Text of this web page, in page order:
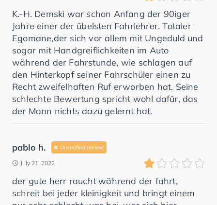
K.-H. Demski war schon Anfang der 90iger
Jahre einer der übelsten Fahrlehrer. Totaler
Egomane,der sich vor allem mit Ungeduld und
sogar mit Handgreiflichkeiten im Auto
während der Fahrstunde, wie schlagen auf
den Hinterkopf seiner Fahrschüler einen zu
Recht zweifelhaften Ruf erworben hat. Seine
schlechte Bewertung spricht wohl dafür, das
der Mann nichts dazu gelernt hat.
pablo h. Unverified review
July 21, 2022
der gute herr raucht während der fahrt,
schreit bei jeder kleinigkeit und bringt einem